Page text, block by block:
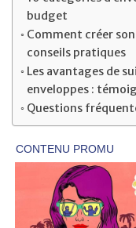
budget
Comment créer
conseils pratiques
Les avantages de
enveloppes :
Questions